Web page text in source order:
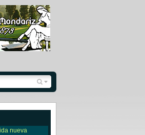
nueva